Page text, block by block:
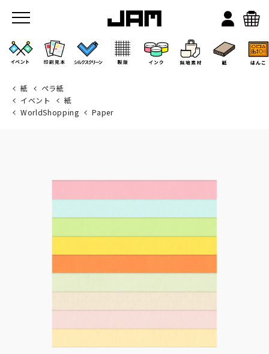
紙
ペラ紙
イベント
紙
WorldShopping
Paper